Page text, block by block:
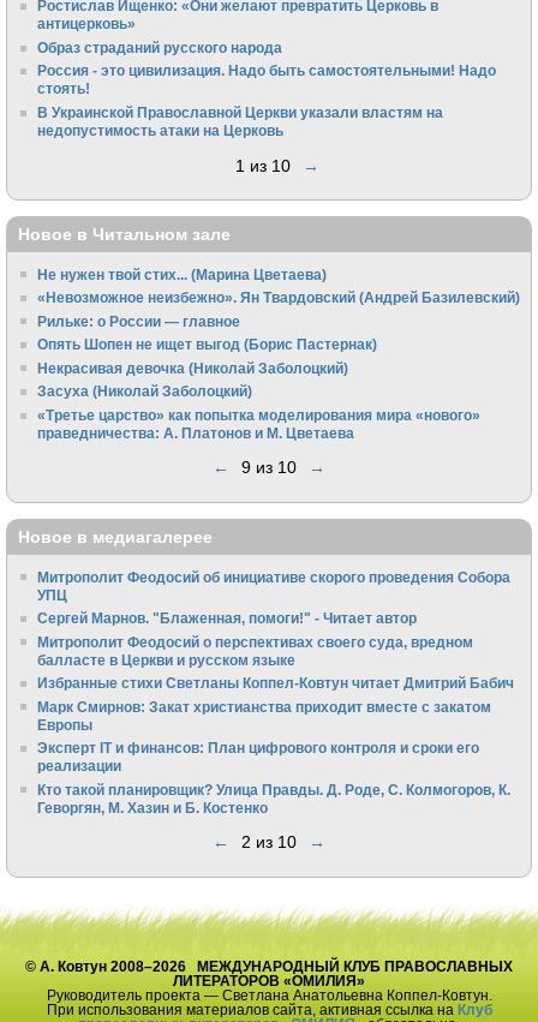
Ростислав Ищенко: «Они желают превратить Церковь в
антицерковь»
Образ страданий русского народа
Россия - это цивилизация. Надо быть самостоятельными! Надо
стоять!
В Украинской Православной Церкви указали властям на
недопустимость атаки на Церковь
1 из 10 →
Новое в Читальном зале
Не нужен твой стих... (Марина Цветаева)
«Невозможное неизбежно». Ян Твардовский (Андрей Базилевский)
Рильке: о России — главное
Опять Шопен не ищет выгод (Борис Пастернак)
Некрасивая девочка (Николай Заболоцкий)
Засуха (Николай Заболоцкий)
«Третье царство» как попытка моделирования мира «нового»
праведничества: А. Платонов и М. Цветаева
← 9 из 10 →
Новое в медиагалерее
Митрополит Феодосий об инициативе скорого проведения Собора
УПЦ
Сергей Марнов. "Блаженная, помоги!" - Читает автор
Митрополит Феодосий о перспективах своего суда, вредном
балласте в Церкви и русском языке
Избранные стихи Светланы Коппел-Ковтун читает Дмитрий Бабич
Марк Смирнов: Закат христианства приходит вместе с закатом
Европы
Эксперт IT и финансов: План цифрового контроля и сроки его
реализации
Кто такой планировщик? Улица Правды. Д. Роде, С. Колмогоров, К.
Геворгян, М. Хазин и Б. Костенко
← 2 из 10 →
© А. Ковтун 2008–2026 МЕЖДУНАРОДНЫЙ КЛУБ ПРАВОСЛАВНЫХ
ЛИТЕРАТОРОВ «ОМИЛИЯ»
Руководитель проекта — Светлана Анатольевна Коппел-Ковтун.
При использования материалов сайта, активная ссылка на Клуб